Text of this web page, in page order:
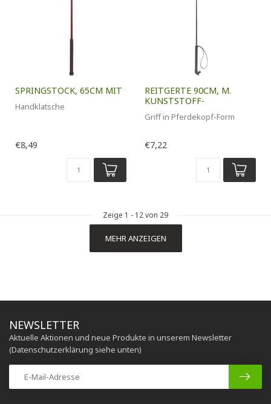
SPRINGSTOCK, 65CM MIT
Handklatsche
€8,49
REITGERTE 90CM, M.
KUNSTSTOFF-
Griff in Pferdekopf-Form
€7,22
Zeige 1 - 12von 29
MEHR ANZEIGEN
NEWSLETTER
Aktuelle Aktionen und neue Produkte in unserem Newsletter
(Datenschutzerklärung siehe unten)